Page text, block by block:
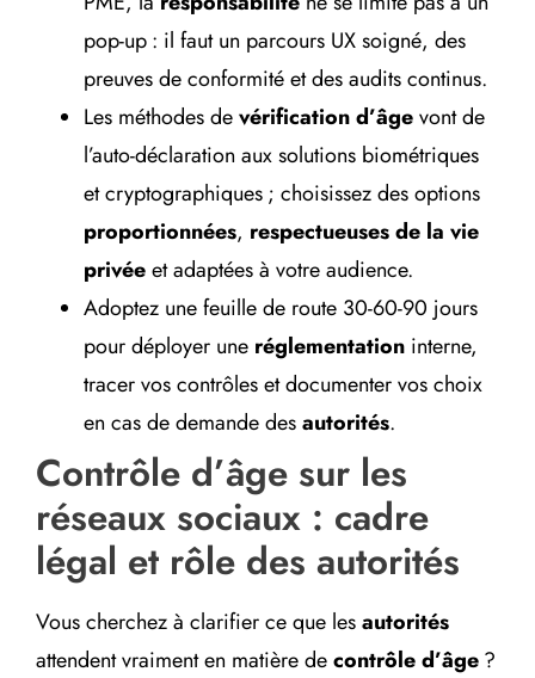
pop-up : il faut un parcours UX soigné, des
preuves de conformité et des audits continus.
Les méthodes devérification d’âgevont de
l’auto-déclaration aux solutions biométriques
et cryptographiques ; choisissez des options
proportionnées, respectueuses de la vie
privéeet adaptées à votre audience.
Adoptez une feuille de route 30-60-90 jours
pour déployer une réglementation interne,
tracer vos contrôles et documenter vos choix
en cas de demande desautorités.
Contrôle d’âge sur les
réseaux sociaux : cadre
légal et rôle des autorités
Vous cherchez à clarifier ce que lesautorités
attendent vraiment en matière decontrôle d’âge?